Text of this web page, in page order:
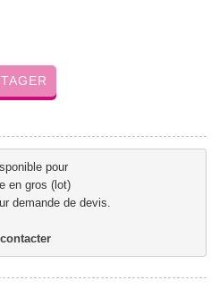
pour
en gros (lot)
demande de devis.